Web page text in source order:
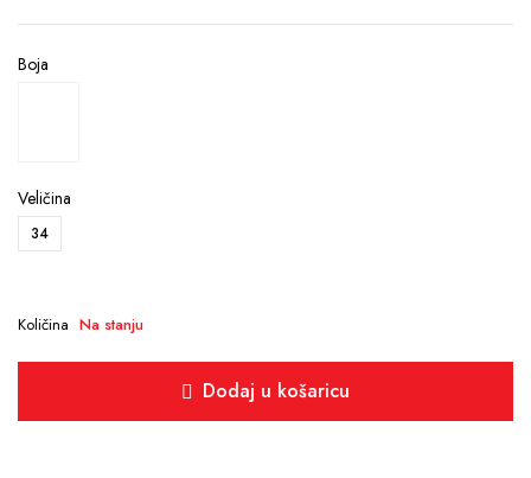
Boja
Veličina
34
Količina Na stanju
Dodaj u košaricu